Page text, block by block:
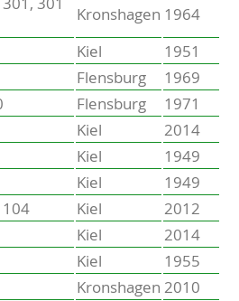
Kronshagen 1964
Kiel
1951
Flensburg
1969
Flensburg
1971
Kiel
2014
Kiel
1949
Kiel
1949
Kiel
2012
Kiel
2014
Kiel
1955
Kronshagen 2010